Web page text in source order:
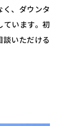
、ダウンタ
ています。初
いただける